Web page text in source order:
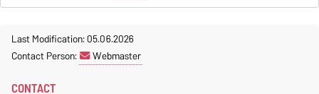
Last Modification: 05.06.2026
Contact Person:
Webmaster
CONTACT